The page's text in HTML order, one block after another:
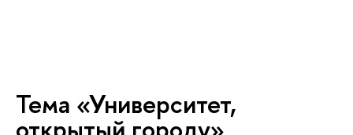
Тема «Университет,